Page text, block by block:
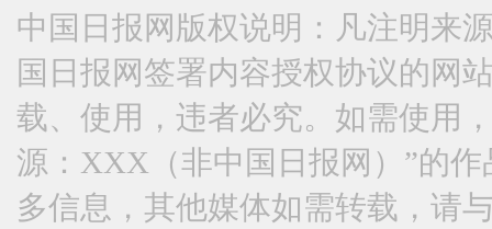
中国日报网版权说明：凡注明来
国日报网签署内容授权协议的网
载、使用，违者必究。如需使用
源：XXX（非中国日报网）”的
多信息，其他媒体如需转载，请